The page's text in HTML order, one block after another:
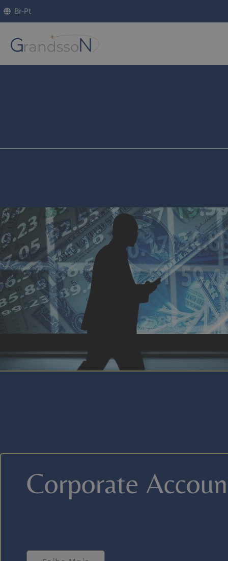
Br-Pt
Corporate